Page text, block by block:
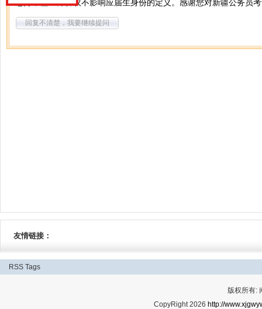
您好，签三方协议不影响应届生身份的定义。感谢您对新疆公务员
回复不清楚，我要继续提问
友情链接：
RSS Tags
版权所有:
CopyRight 2026 http://